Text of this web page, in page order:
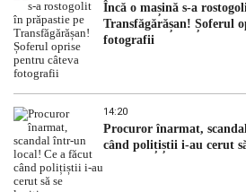
Încă o mașină s-a
Transfăgărășan! Șoferul
fotografii
14:20
Procuror înarmat,
când polițiștii i-au cerut